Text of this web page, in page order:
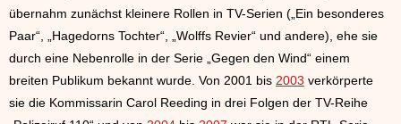
übernahm zunächst kleinere Rollen in TV-Serien („Ein besonderes
Paar“, „Hagedorns Tochter“, „Wolffs Revier“ und andere), ehe sie
durch eine Nebenrolle in der Serie „Gegen den Wind“ einem
breiten Publikum bekannt wurde. Von 2001 bis 2003 verkörperte
sie die Kommissarin Carol Reeding in drei Folgen der TV-Reihe